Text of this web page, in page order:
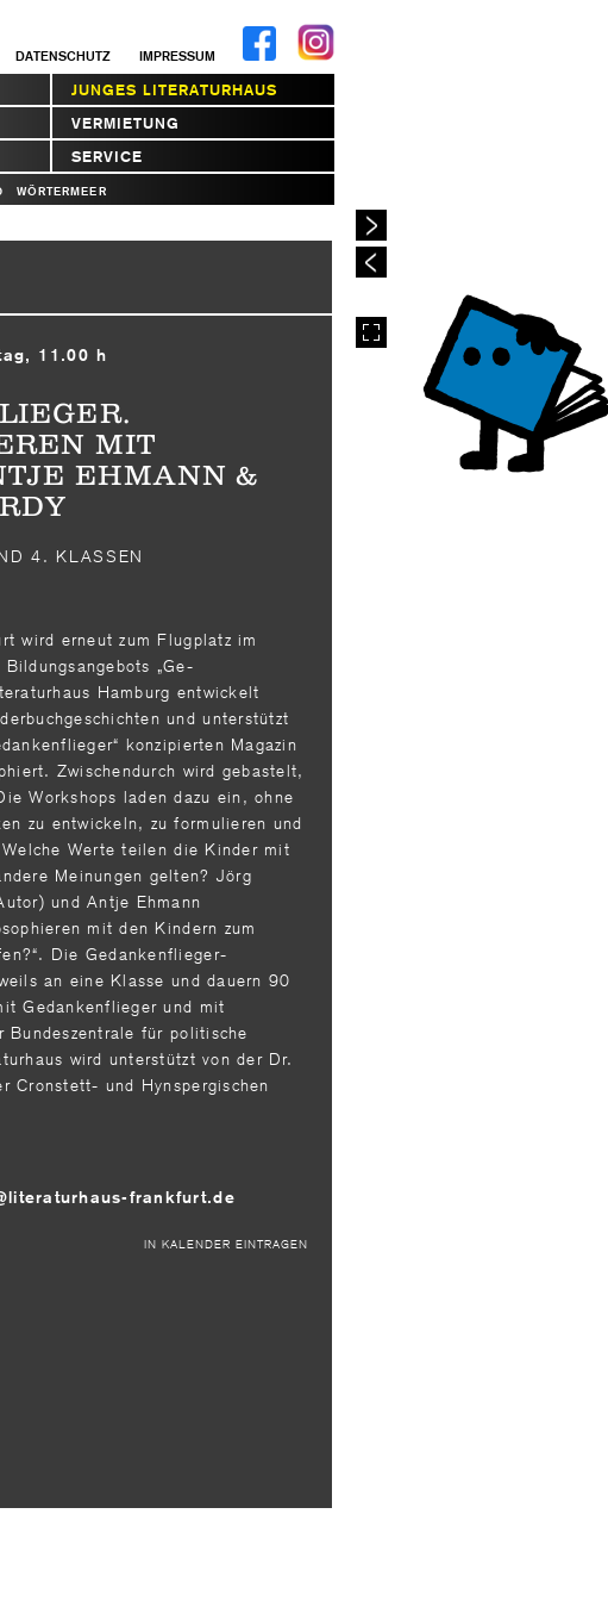
DATENSCHUTZ IMPRESSUM
JUNGES LITERATURHAUS
VERMIETUNG
SERVICE
WÖRTERMEER
11.00 h
MIT
EHMANN &
4. KLASSEN
wird er­neut zum Flugplatz im
Bildungsangebots „Ge­
Hamburg entwickelt
und unterstützt
konzipierten Maga­zin
Zwischen­durch wird gebastelt,
Workshops laden dazu ein, ohne
zu entwickeln, zu formulieren und
Werte tei­len die Kinder mit
Meinungen gelten? Jörg
und Antje Ehmann
mit den Kindern zum
Die Gedan­kenflieger-
an eine Klasse und dauern 90
Gedankenflieger und mit
Bundeszentrale für politische
wird unterstützt von der Dr.
Cronstett- und Hynspergischen
frankfurt.de
IN KALENDER EINTRAGEN